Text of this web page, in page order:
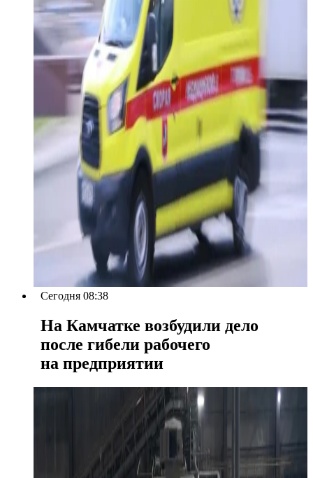
Сегодня 08:38
На Камчатке возбудили дело
после гибели рабочего
на предприятии